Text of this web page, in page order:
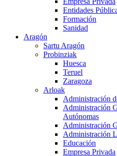
Entidades
Formación
Sanidad
Aragón
Sartu Aragón
Probinziak
Huesca
Teruel
Zaragoza
Arloak
Administración
Administración
Autónomas
Administración
Administración
Educación
Empresa Privada